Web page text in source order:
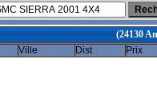
(24130
Ville Dist Prix